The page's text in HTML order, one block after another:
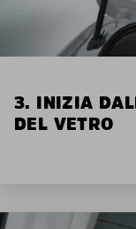
3. INIZIA
DEL VETRO